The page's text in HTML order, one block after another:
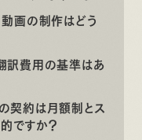
画の制作はどう
費用の基準はあ
約は月額制とス
ですか？